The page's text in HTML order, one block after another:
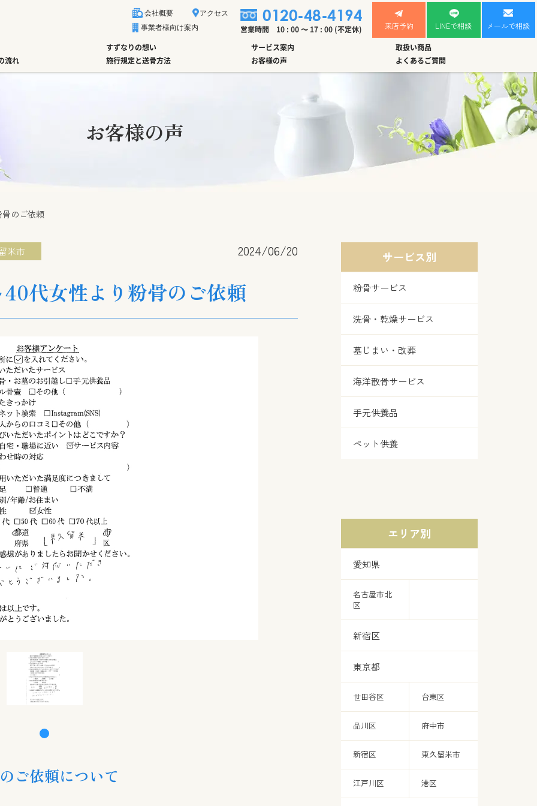
会社概要
アクセス
事業者様向け案内
0120-48-4194
営業時間 10 : 00 〜 17 : 00 (不定休) 来店予約 LINEで相談 メールで相談
すずなりの想い サービス案内
取扱い商品
流れ
施行規定と送骨方法 お客様の声 よくあるご質問
お客様の声
骨のご依頼
米市 2024/06/20
代女性より粉骨のご依頼
ご依頼について
サービス別
粉骨サービス
洗骨・乾燥サービス
墓じまい・改葬
海洋散骨サービス
手元供養品
ペット供養
エリア別
愛知県
名古屋市北
区
新宿区
東京都
世田谷区 台東区
品川区 府中市
新宿区 東久留米市
江戸川区 港区